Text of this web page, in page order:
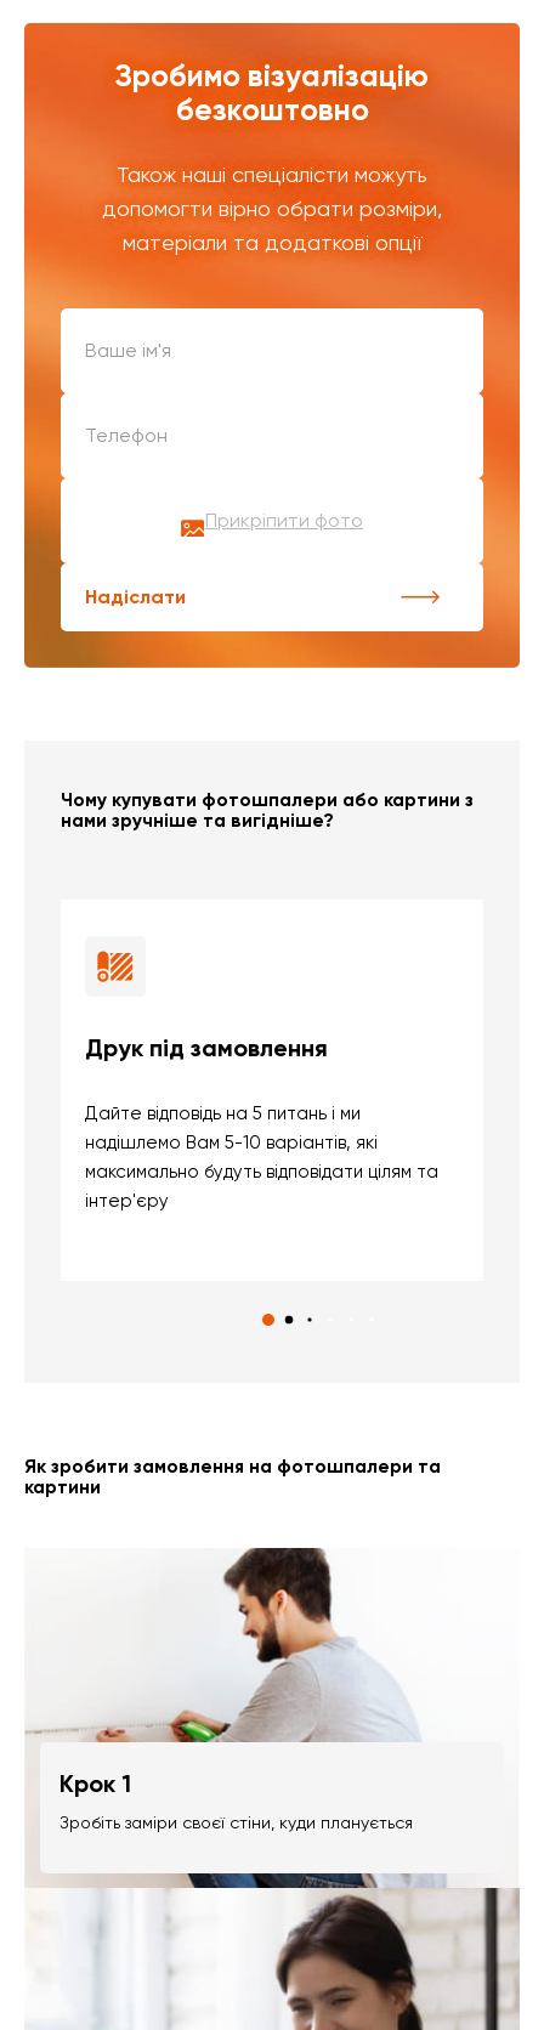
Зробимо візуалізацію
безкоштовно
Також наші спеціалісти можуть
допомогти вірно обрати розміри,
матеріали та додаткові опції
Прикріпити фото
Надіслати
Чому купувати фотошпалери або картини з
нами зручніше та вигідніше?
Друк під замовлення
Дайте відповідь на 5 питань і ми
надішлемо Вам 5-10 варіантів, які
максимально будуть відповідати цілям та
інтер'єру
Як зробити замовлення на фотошпалери та
картини
Крок 1
Зробіть заміри своєї стіни, куди планується